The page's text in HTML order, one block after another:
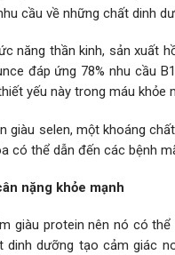
cầu về những chất dinh
năng thần kinh, sản xuất
đáp ứng 78% nhu cầu
yếu này trong máu khỏe
giàu selen, một khoáng
có thể dẫn đến các bệnh
nặng khỏe mạnh
giàu protein nên nó có
dinh dưỡng tạo cảm giác